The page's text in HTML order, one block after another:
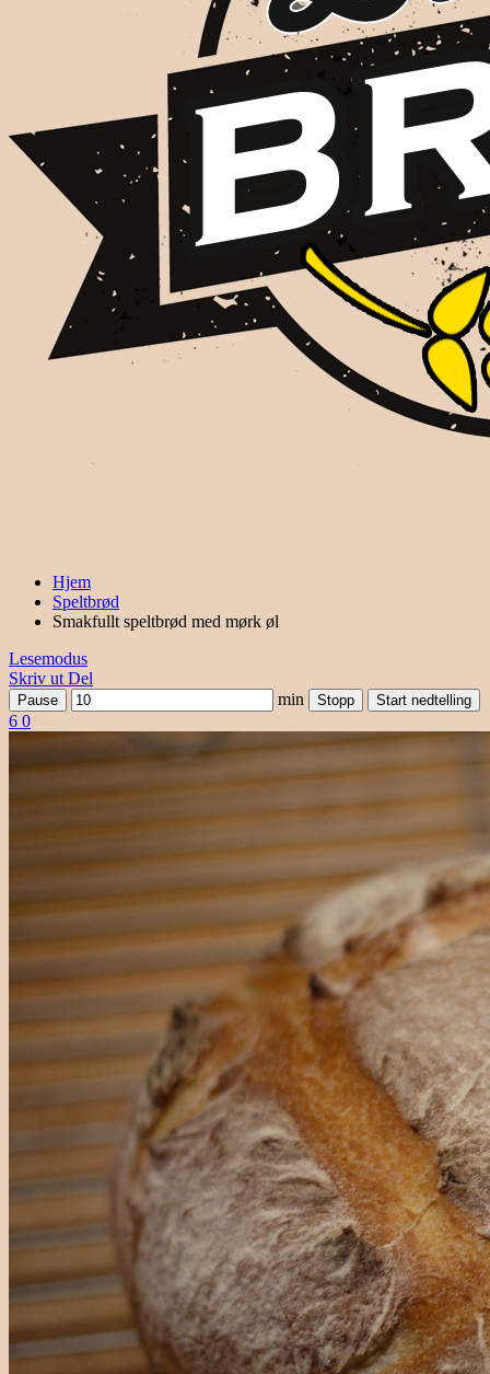
Hjem
Speltbrød
Smakfullt speltbrød med mørk øl
Lesemodus
Skriv ut Del
Pause min Stopp Start nedtelling
6 0